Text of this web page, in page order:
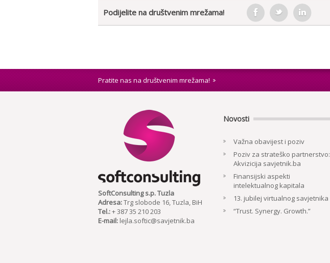
Podijelite na društvenim mrežama!
Pratite nas na društvenim mrežama!
SoftConsulting s.p. Tuzla
Adresa:Trg slobode 16, Tuzla, BiH
Tel.:+ 387 35 210 203
E-mail: lejla.softic@savjetnik.ba
Novosti
Važna obavijest i poziv
Poziv za strateško partnerstvo:
Akvizicija savjetnik.ba
Finansijski aspekti
intelektualnog kapitala
13. jubilej virtualnog savjetnika
“Trust. Synergy. Growth.”